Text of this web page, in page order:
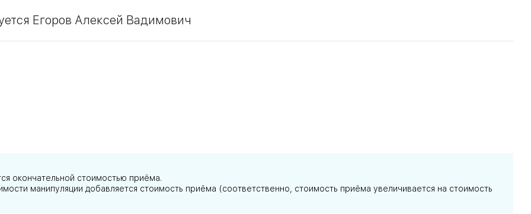
болезни.
стопы, трофических язв;
Егоров Алексей Вадимович
окончательной стоимостью приёма.
манипуляции добавляется стоимость приёма (соответственно, стоимость приёма увеличивается на стоимость